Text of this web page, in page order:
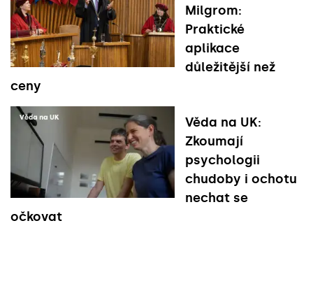
Milgrom:
Praktické
aplikace
důležitější než
ceny
Věda na UK:
Zkoumají
psychologii
chudoby i ochotu
nechat se
očkovat